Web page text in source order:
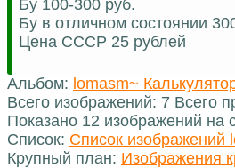
Бу 100-300 руб.
Бу в отличном состоянии
Цена СССР 25 рублей
Альбом: lomasm~
Всего изображений: 7 Всего
Показано 12 изображений на
Список: Список изображений
Крупный план: Изображения